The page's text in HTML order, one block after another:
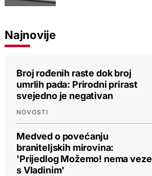
Najnovije
Broj rođenih raste dok broj
umrlih pada: Prirodni prirast
svejedno je negativan
NOVOSTI
Medved o povećanju
braniteljskih mirovina:
'Prijedlog Možemo! nema veze
s Vladinim'